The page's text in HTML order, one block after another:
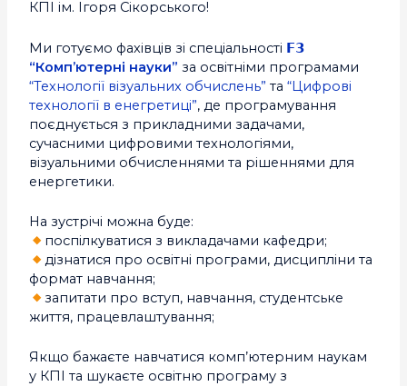
КПІ ім. Ігоря Сікорського!
Ми готуємо фахівців зі спеціальності 𝗙𝟯
“Комп’ютерні науки” за освітніми програмами
“Технології візуальних обчислень” та“Цифрові
технології в енегретиці”, де програмування
поєднується з прикладними задачами,
сучасними цифровими технологіями,
візуальними обчисленнями та рішеннями для
енергетики.
На зустрічі можна буде:
поспілкуватися з викладачами кафедри;
дізнатися про освітні програми, дисципліни та
формат навчання;
запитати про вступ, навчання, студентське
життя, працевлаштування;
Якщо бажаєте навчатися комп’ютерним наукам
у КПІ та шукаєте освітню програму з